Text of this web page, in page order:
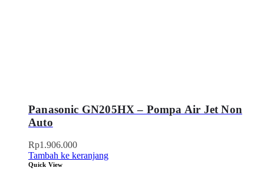
Panasonic GN205HX – Pompa Air Jet Non
Auto
Rp1.906.000
Tambah ke keranjang
Quick View